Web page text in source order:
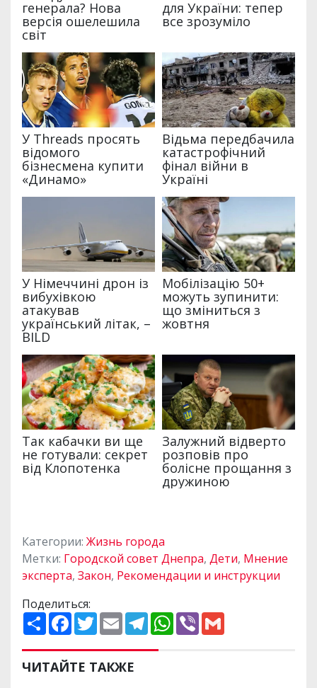
Категории: Жизнь города
Метки: Городской совет Днепра, Дети, Мнение
эксперта, Закон, Рекомендации и инструкции
Поделиться:
П
о
и
р
и
F
a
e
b
o
T
w
t
t
e
E
m
i
l
T
e
e
W
h
V
ЧИТАЙТЕ ТАКЖЕ